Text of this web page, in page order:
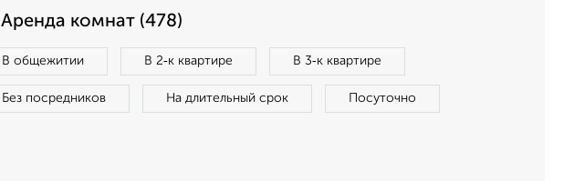
Аренда комнат (478)
В общежитии В 2‑к квартире В 3‑к квартире
Без посредников На длительный срок Посуточно